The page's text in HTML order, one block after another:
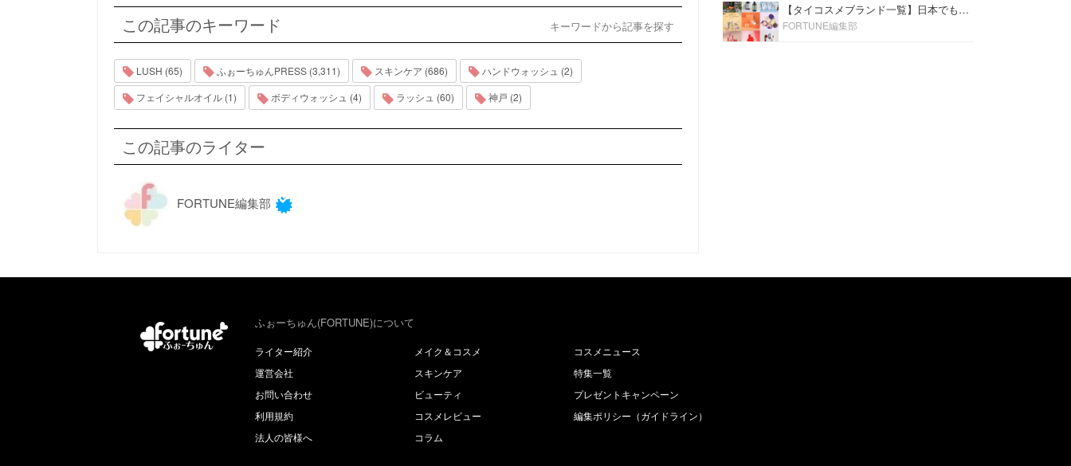
この記事のキーワード キーワードから記事を探す
LUSH (65) ふぉーちゅんPRESS (3,311) スキンケア (686)
ハンドウォッシュ (2)
フェイシャルオイル (1)
ボディウォッシュ (4) ラッシュ (60) 神戸 (2)
この記事のライター
FORTUNE編集部
【タイコスメブランド一覧】日本でも人気沸騰中の“タイコスメ”ブランド20選！
FORTUNE編集部
ふぉーちゅん(FORTUNE)について
ライター紹介
運営会社
お問い合わせ
利用規約
法人の皆様へ
メイク＆コスメ
スキンケア
ビューティ
コスメレビュー
コラム
コスメニュース
特集一覧
プレゼントキャンペーン
編集ポリシー（ガイドライン）